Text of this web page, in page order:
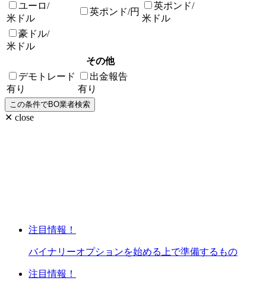
ユーロ/
米ドル
英ポンド/円
英ポンド/
米ドル
豪ドル/
米ドル
その他
デモトレード
有り
出金報告
有り
✕ close
注目情報！
バイナリーオプションを始める上で準備するもの
注目情報！